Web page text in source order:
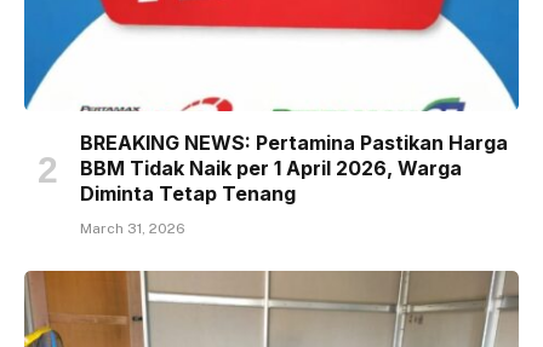
BREAKING NEWS: Pertamina Pastikan Harga
BBM Tidak Naik per 1 April 2026, Warga
Diminta Tetap Tenang
March 31, 2026